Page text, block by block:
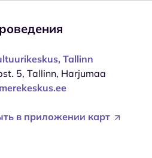
Tallinn
5, Tallinn, Harjumaa
в приложении карт